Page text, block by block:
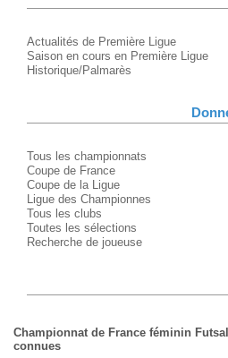
Actualités de Première Ligue
Saison en cours en Première Ligue
Historique/Palmarès
Tous les championnats
Coupe de France
Coupe de la Ligue
Ligue des Championnes
Tous les clubs
Toutes les sélections
Recherche de joueuse
Championnat de France féminin
connues